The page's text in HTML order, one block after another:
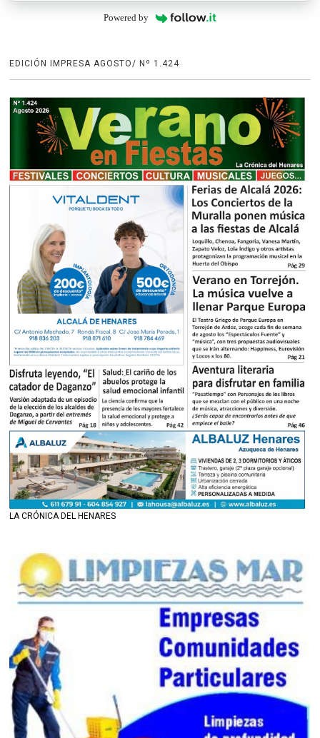
Powered by
EDICIÓN IMPRESA AGOSTO/ Nº 1.424
LA CRÓNICA DEL HENARES